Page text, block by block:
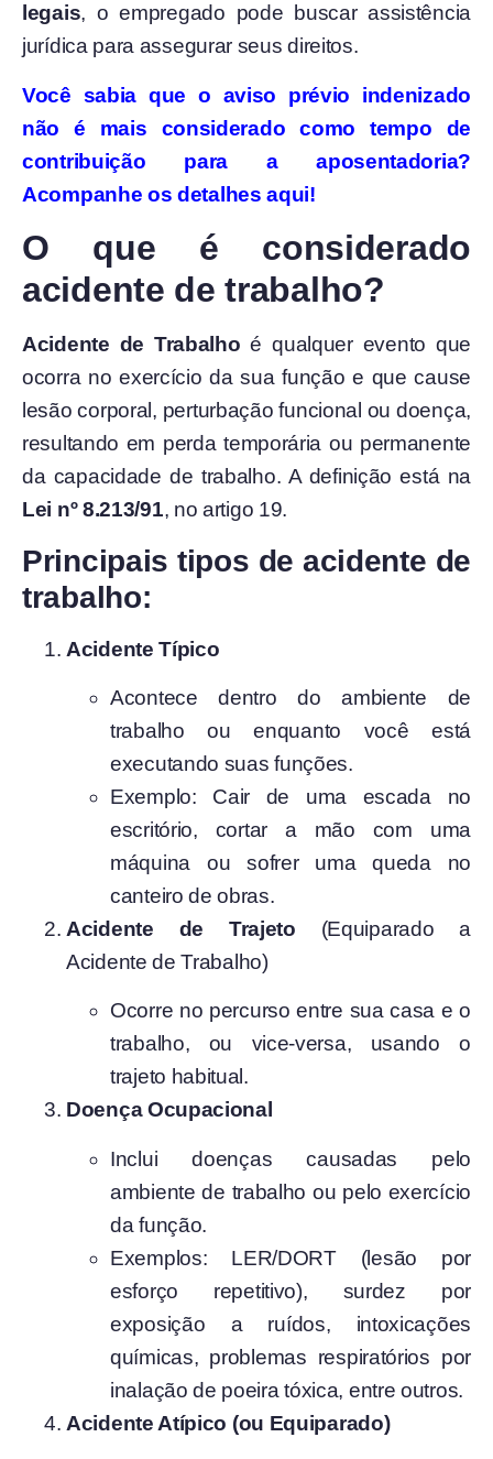
legais, o empregado pode buscar assistência
jurídica para assegurar seus direitos.
Você sabia que o aviso prévio indenizado
não é mais considerado como tempo de
contribuição para a aposentadoria?
Acompanhe os detalhes aqui!
O que é considerado
acidente de trabalho?
Acidente de Trabalho é qualquer evento que
ocorra no exercício da sua função e que cause
lesão corporal, perturbação funcional ou doença,
resultando em perda temporária ou permanente
da capacidade de trabalho. A definição está na
Lei nº 8.213/91, no artigo 19.
Principais tipos de acidente de
trabalho:
Acidente Típico
Acontece dentro do ambiente de
trabalho ou enquanto você está
executando suas funções.
Exemplo: Cair de uma escada no
escritório, cortar a mão com uma
máquina ou sofrer uma queda no
canteiro de obras.
Acidente de Trajeto (Equiparado a
Acidente de Trabalho)
Ocorre no percurso entre sua casa e o
trabalho, ou vice-versa, usando o
trajeto habitual.
Doença Ocupacional
Inclui doenças causadas pelo
ambiente de trabalho ou pelo exercício
da função.
Exemplos: LER/DORT (lesão por
esforço repetitivo), surdez por
exposição a ruídos, intoxicações
químicas, problemas respiratórios por
inalação de poeira tóxica, entre outros.
Acidente Atípico (ou Equiparado)